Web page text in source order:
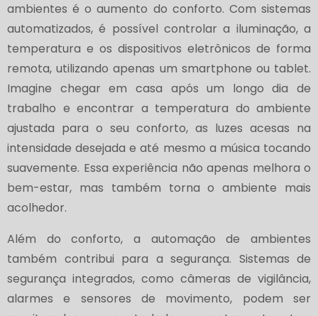
ambientes é o aumento do conforto. Com sistemas
automatizados, é possível controlar a iluminação, a
temperatura e os dispositivos eletrônicos de forma
remota, utilizando apenas um smartphone ou tablet.
Imagine chegar em casa após um longo dia de
trabalho e encontrar a temperatura do ambiente
ajustada para o seu conforto, as luzes acesas na
intensidade desejada e até mesmo a música tocando
suavemente. Essa experiência não apenas melhora o
bem-estar, mas também torna o ambiente mais
acolhedor.
Além do conforto, a automação de ambientes
também contribui para a segurança. Sistemas de
segurança integrados, como câmeras de vigilância,
alarmes e sensores de movimento, podem ser